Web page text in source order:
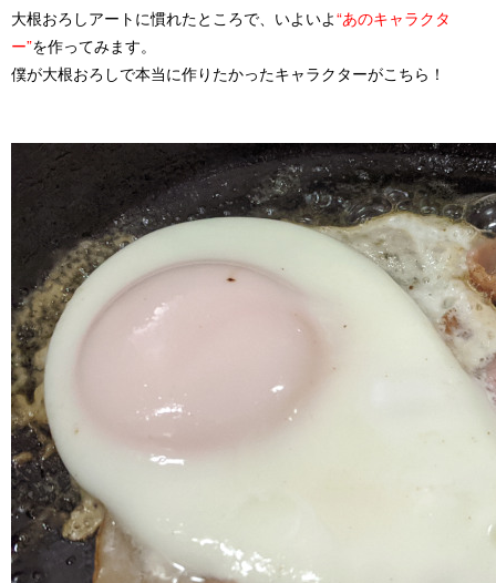
大根おろしアートに慣れたところで、いよいよ“あのキャラクタ
ー”を作ってみます。
僕が大根おろしで本当に作りたかったキャラクターがこちら！